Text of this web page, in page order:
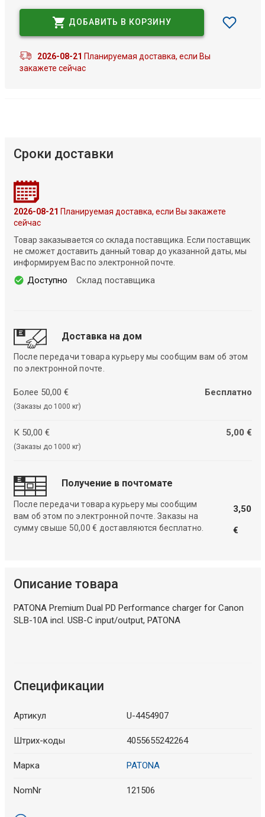
ДОБАВИТЬ В КОРЗИНУ
2026-08-21 Планируемая доставка, если Вы
закажете сейчас
Сроки доставки
2026-08-21 Планируемая доставка, если Вы закажете
сейчас
Товар заказывается со склада поставщика. Если поставщик
не сможет доставить данный товар до указанной даты, мы
информируем Вас по электронной почте.
Доступно Склад поставщика
Доставка на дом
После передачи товара курьеру мы сообщим вам об этом
по электронной почте.
Более 50,00 €
(Заказы до 1000 кг)
Бесплатно
К 50,00 €
(Заказы до 1000 кг)
5,00 €
Получение в почтомате
После передачи товара курьеру мы сообщим
вам об этом по электронной почте. Заказы на
сумму свыше 50,00 € доставляются бесплатно.
3,50
€
Описание товара
PATONA Premium Dual PD Performance charger for Canon
SLB-10A incl. USB-C input/output, PATONA
Спецификации
Артикул U-4454907
Штрих-коды 4055655242264
Марка PATONA
NomNr 121506